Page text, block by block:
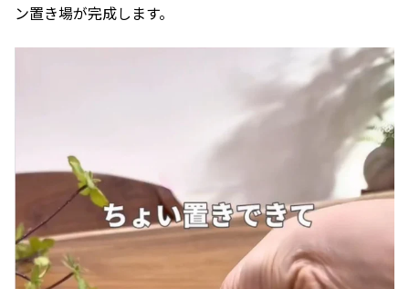
ン置き場が完成します。